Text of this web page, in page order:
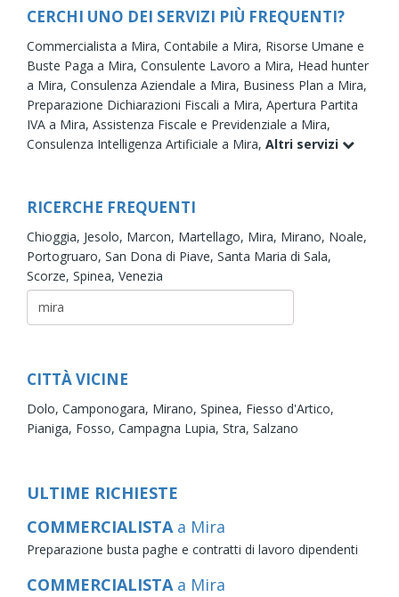
CERCHI UNO DEI SERVIZI PIÙ FREQUENTI?
Commercialista a Mira, Contabile a Mira, Risorse Umane e
Buste Paga a Mira, Consulente Lavoro a Mira, Head hunter
a Mira, Consulenza Aziendale a Mira, Business Plan a Mira,
Preparazione Dichiarazioni Fiscali a Mira, Apertura Partita
IVA a Mira, Assistenza Fiscale e Previdenziale a Mira,
Consulenza Intelligenza Artificiale a Mira, Altri servizi
RICERCHE FREQUENTI
Chioggia, Jesolo, Marcon, Martellago, Mira, Mirano, Noale,
Portogruaro, San Dona di Piave, Santa Maria di Sala,
Scorze, Spinea, Venezia
CITTÀ VICINE
Dolo, Camponogara, Mirano, Spinea, Fiesso d'Artico,
Pianiga, Fosso, Campagna Lupia, Stra, Salzano
ULTIME RICHIESTE
COMMERCIALISTA a Mira
Preparazione busta paghe e contratti di lavoro dipendenti
COMMERCIALISTA a Mira